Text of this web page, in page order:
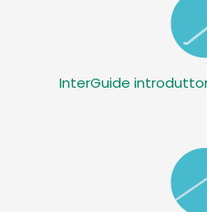
InterGuide